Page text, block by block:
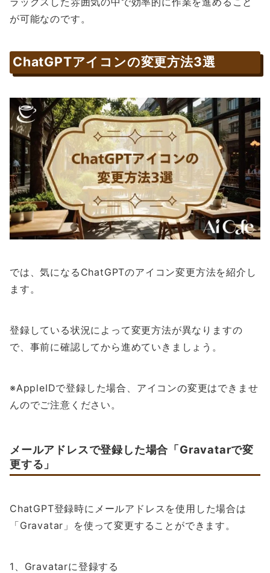
が可能なのです。
ChatGPTアイコンの変更方法3選
では、気になるChatGPTのアイコン変更方法を紹介し
ます。
登録している状況によって変更方法が異なりますの
で、事前に確認してから進めていきましょう。
※AppleIDで登録した場合、アイコンの変更はできませ
んのでご注意ください。
メールアドレスで登録した場合「Gravatarで変
更する」
ChatGPT登録時にメールアドレスを使用した場合は
「Gravatar」を使って変更することができます。
1、Gravatarに登録する